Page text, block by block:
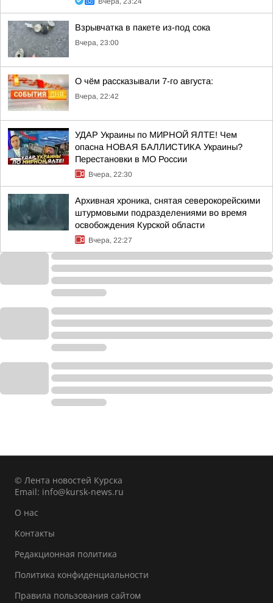
Взрывчатка в пакете из-под сока
Вчера, 23:00
О чём рассказывали 7-го августа:
Вчера, 22:42
УДАР Украины по МИРНОЙ ЯЛТЕ! Чем
опасна НОВАЯ БАЛЛИСТИКА Украины?
Перестановки в МО России
Вчера, 22:30
Архивная хроника, снятая северокорейскими
штурмовыми подразделениями во время
освобождения Курской области
Вчера, 22:27
© Лента новостей Курска
Email: info@kursk-news.ru
О нас
Контакты
Редакционная политика
Политика конфиденциальности
Правила пользования сайтом